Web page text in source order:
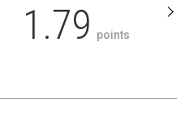
1.79 points